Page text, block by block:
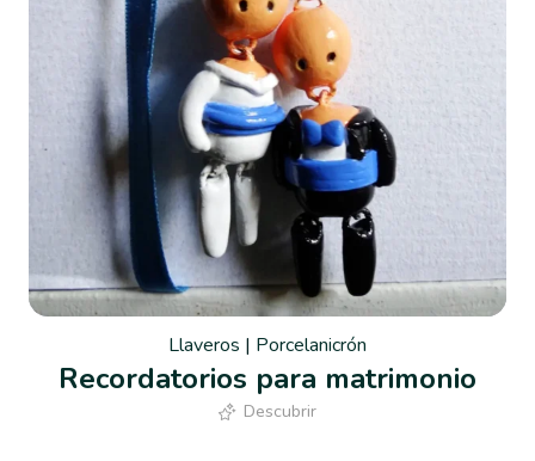
Llaveros | Porcelanicrón
Recordatorios para matrimonio
Descubrir